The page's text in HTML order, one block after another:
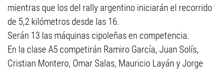
mientras que los del rally argentino iniciarán el recorrido
de 5,2 kilómetros desde las 16.
Serán 13 las máquinas cipoleñas en competencia.
En la clase A5 competirán Ramiro García, Juan Solís,
Cristian Montero, Omar Salas, Mauricio Layán y Jorge